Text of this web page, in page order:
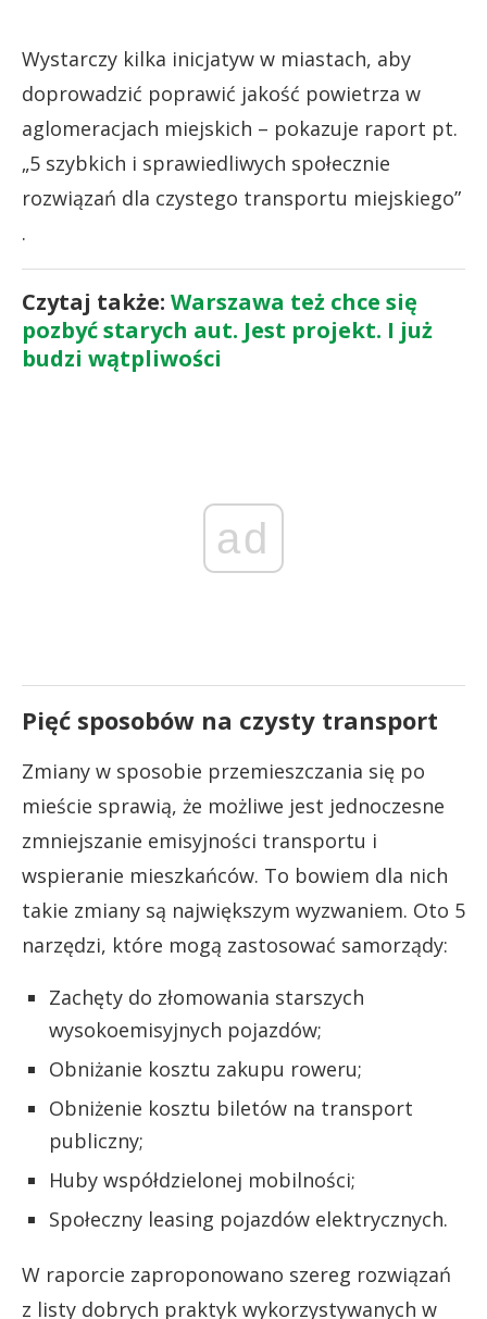
Wystarczy kilka inicjatyw w miastach, aby
doprowadzić poprawić jakość powietrza w
aglomeracjach miejskich – pokazuje raport pt.
„5 szybkich i sprawiedliwych społecznie
rozwiązań dla czystego transportu miejskiego”
.
Czytaj także: Warszawa też chce się
pozbyć starych aut. Jest projekt. I już
budzi wątpliwości
ad
Pięć sposobów na czysty transport
Zmiany w sposobie przemieszczania się po
mieście sprawią, że możliwe jest jednoczesne
zmniejszanie emisyjności transportu i
wspieranie mieszkańców. To bowiem dla nich
takie zmiany są największym wyzwaniem. Oto 5
narzędzi, które mogą zastosować samorządy:
Zachęty do złomowania starszych
wysokoemisyjnych pojazdów;
Obniżanie kosztu zakupu roweru;
Obniżenie kosztu biletów na transport
publiczny;
Huby współdzielonej mobilności;
Społeczny leasing pojazdów elektrycznych.
W raporcie zaproponowano szereg rozwiązań
z listy dobrych praktyk wykorzystywanych w